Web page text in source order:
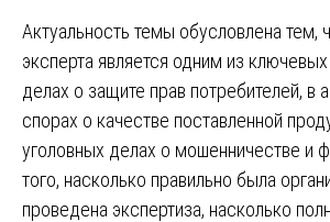
Актуальность темы обусловлена тем,
эксперта является одним из
делах о защите прав потребителей, в
спорах о качестве поставленной
уголовных делах о мошенничестве и
того, насколько правильно была
проведена экспертиза, насколько